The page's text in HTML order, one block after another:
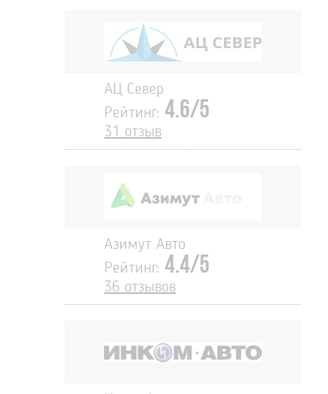
АЦ Север
Рейтинг: 4.6/5
31 отзыв
Азимут Авто
Рейтинг: 4.4/5
36 отзывов